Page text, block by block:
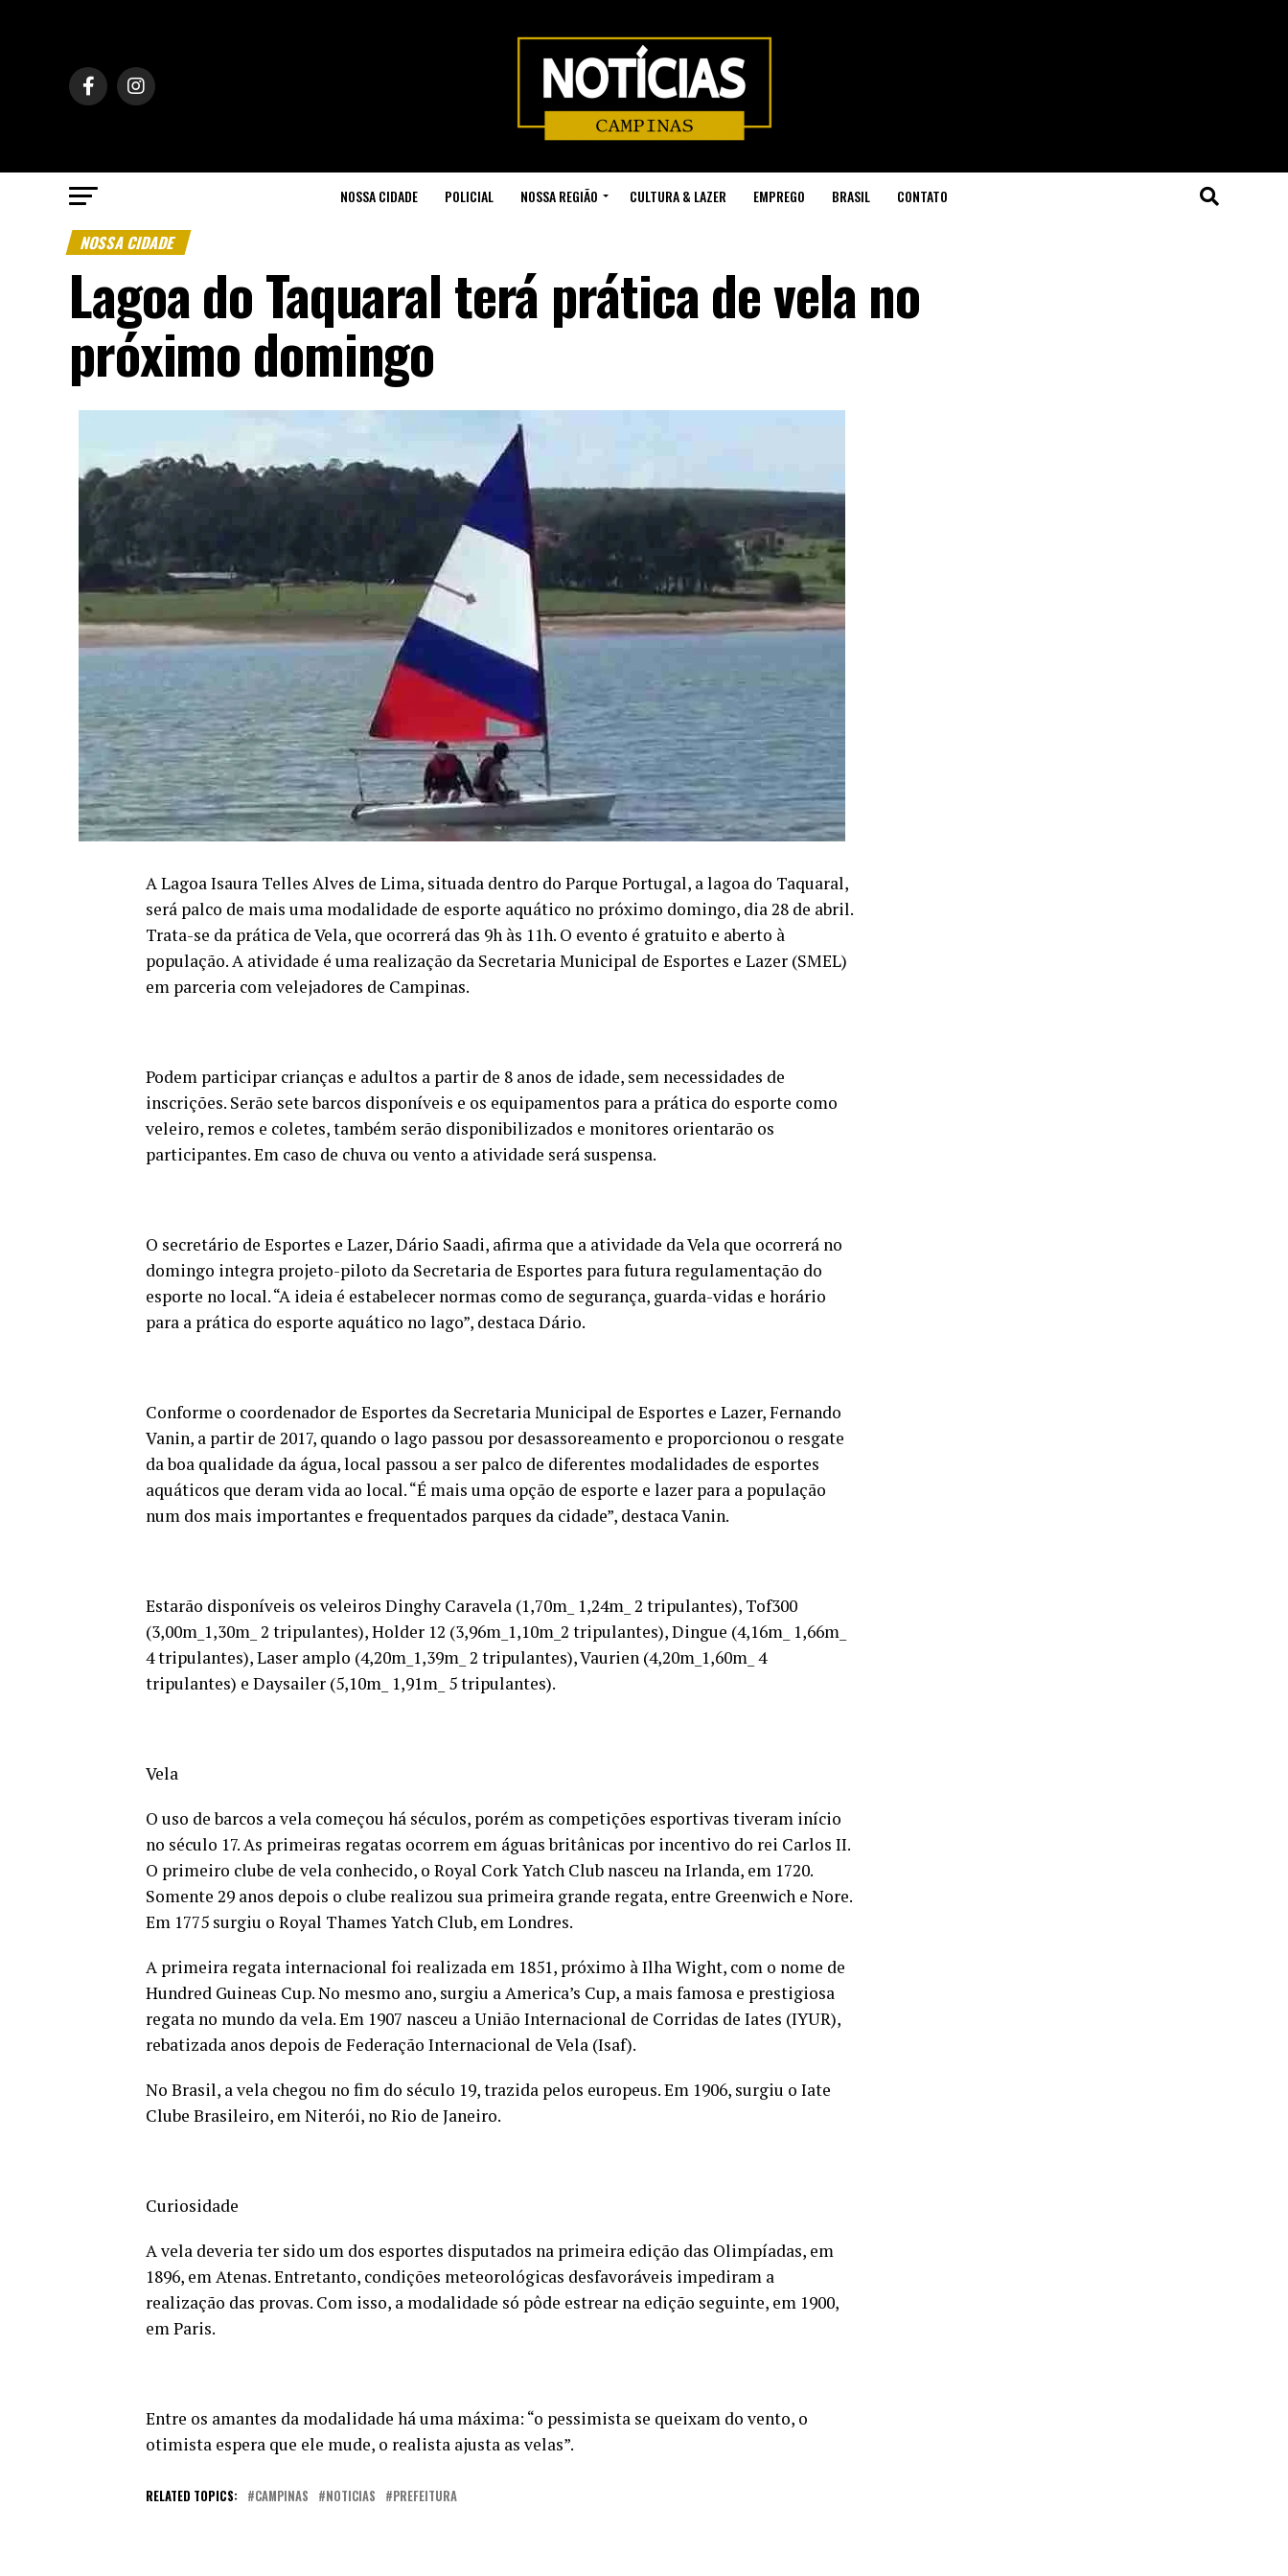
NOSSA CIDADE POLICIAL NOSSA REGIÃO CULTURA & LAZER EMPREGO BRASIL CONTATO
NOSSA CIDADE
Lagoa do Taquaral terá prática de vela no
próximo domingo
A Lagoa Isaura Telles Alves de Lima, situada dentro do Parque Portugal, a lagoa do Taquaral,
será palco de mais uma modalidade de esporte aquático no próximo domingo, dia 28 de abril.
Trata-se da prática de Vela, que ocorrerá das 9h às 11h. O evento é gratuito e aberto à
população. A atividade é uma realização da Secretaria Municipal de Esportes e Lazer (SMEL)
em parceria com velejadores de Campinas.
Podem participar crianças e adultos a partir de 8 anos de idade, sem necessidades de
inscrições. Serão sete barcos disponíveis e os equipamentos para a prática do esporte como
veleiro, remos e coletes, também serão disponibilizados e monitores orientarão os
participantes. Em caso de chuva ou vento a atividade será suspensa.
O secretário de Esportes e Lazer, Dário Saadi, afirma que a atividade da Vela que ocorrerá no
domingo integra projeto-piloto da Secretaria de Esportes para futura regulamentação do
esporte no local. “A ideia é estabelecer normas como de segurança, guarda-vidas e horário
para a prática do esporte aquático no lago”, destaca Dário.
Conforme o coordenador de Esportes da Secretaria Municipal de Esportes e Lazer, Fernando
Vanin, a partir de 2017, quando o lago passou por desassoreamento e proporcionou o resgate
da boa qualidade da água, local passou a ser palco de diferentes modalidades de esportes
aquáticos que deram vida ao local. “É mais uma opção de esporte e lazer para a população
num dos mais importantes e frequentados parques da cidade”, destaca Vanin.
Estarão disponíveis os veleiros Dinghy Caravela (1,70m_ 1,24m_ 2 tripulantes), Tof300
(3,00m_1,30m_ 2 tripulantes), Holder 12 (3,96m_1,10m_2 tripulantes), Dingue (4,16m_ 1,66m_
4 tripulantes), Laser amplo (4,20m_1,39m_ 2 tripulantes), Vaurien (4,20m_1,60m_ 4
tripulantes) e Daysailer (5,10m_ 1,91m_ 5 tripulantes).
Vela
O uso de barcos a vela começou há séculos, porém as competições esportivas tiveram início
no século 17. As primeiras regatas ocorrem em águas britânicas por incentivo do rei Carlos II.
O primeiro clube de vela conhecido, o Royal Cork Yatch Club nasceu na Irlanda, em 1720.
Somente 29 anos depois o clube realizou sua primeira grande regata, entre Greenwich e Nore.
Em 1775 surgiu o Royal Thames Yatch Club, em Londres.
A primeira regata internacional foi realizada em 1851, próximo à Ilha Wight, com o nome de
Hundred Guineas Cup. No mesmo ano, surgiu a America’s Cup, a mais famosa e prestigiosa
regata no mundo da vela. Em 1907 nasceu a União Internacional de Corridas de Iates (IYUR),
rebatizada anos depois de Federação Internacional de Vela (Isaf).
No Brasil, a vela chegou no fim do século 19, trazida pelos europeus. Em 1906, surgiu o Iate
Clube Brasileiro, em Niterói, no Rio de Janeiro.
Curiosidade
A vela deveria ter sido um dos esportes disputados na primeira edição das Olimpíadas, em
1896, em Atenas. Entretanto, condições meteorológicas desfavoráveis impediram a
realização das provas. Com isso, a modalidade só pôde estrear na edição seguinte, em 1900,
em Paris.
Entre os amantes da modalidade há uma máxima: “o pessimista se queixam do vento, o
otimista espera que ele mude, o realista ajusta as velas”.
RELATED TOPICS: CAMPINAS NOTICIAS PREFEITURA